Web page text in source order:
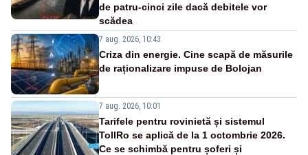
de patru-cinci zile dacă debitele vor
scădea
7 aug. 2026, 10:43
Criza din energie. Cine scapă de măsurile
de raționalizare impuse de Bolojan
7 aug. 2026, 10:01
Tarifele pentru rovinietă și sistemul
TollRo se aplică de la 1 octombrie 2026.
Ce se schimbă pentru șoferi și